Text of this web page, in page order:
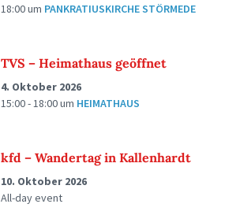
18:00um PANKRATIUSKIRCHE STÖRMEDE
TVS – Heimathaus geöffnet
4. Oktober 2026
15:00 - 18:00um HEIMATHAUS
kfd – Wandertag in Kallenhardt
10. Oktober 2026
All-day event